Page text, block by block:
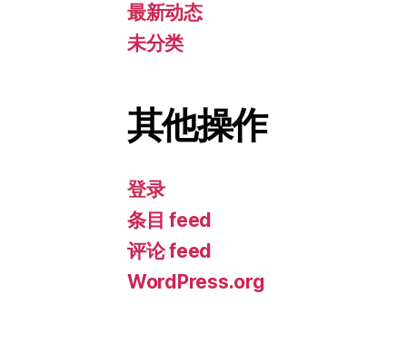
最新动态
未分类
其他操作
登录
条目 feed
评论 feed
WordPress.org